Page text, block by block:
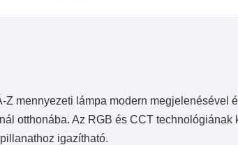
Z mennyezeti lámpa modern megjelenésével
otthonába. Az RGB és CCT technológiának
igazítható.